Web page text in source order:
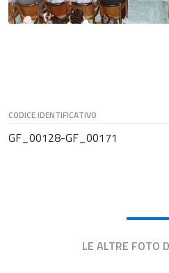
CODICE IDENTIFICATIVO
GF_00128-GF_00171
LE ALTRE FOTO